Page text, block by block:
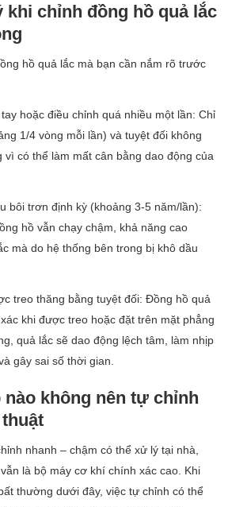
chỉnh đồng hồ quả lắc
hồ quả lắc mà bạn cần nắm rõ trước
hoặc điều chỉnh quá nhiều một lần: Chỉ
1/4 vòng mỗi lần) và tuyệt đối không
vì có thể làm mất cân bằng dao động của
bôi trơn định kỳ (khoảng 3-5 năm/lần):
hồ vẫn chạy chậm, khả năng cao
mà do hệ thống bên trong bị khô dầu
treo thăng bằng tuyệt đối: Đồng hồ quả
khi được treo hoặc đặt trên mặt phẳng
quả lắc sẽ dao động lệch tâm, làm nhịp
gây sai số thời gian.
không nên tự chỉnh
nhanh – chậm có thể xử lý tại nhà,
là bộ máy cơ khí chính xác cao. Khi
thường dưới đây, việc tự chỉnh có thể